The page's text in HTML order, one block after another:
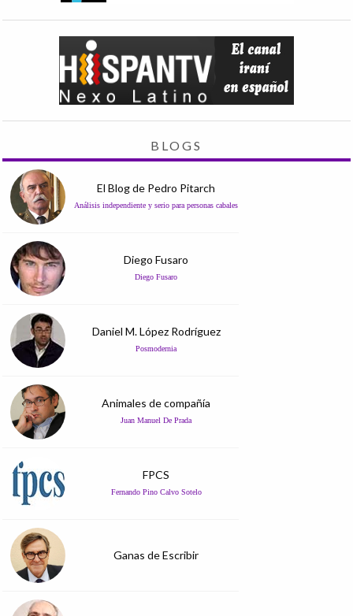
BLOGS
El Blog de Pedro Pitarch
Análisis independiente y serio para personas cabales
Diego Fusaro
Diego Fusaro
Daniel M. López Rodríguez
Posmodernia
Animales de compañía
Juan Manuel De Prada
FPCS
Fernando Pino Calvo Sotelo
Ganas de Escribir